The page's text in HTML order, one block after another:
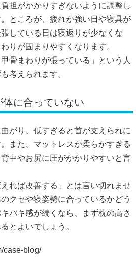
担がかかりすぎないように調整し
ところが、疲れが強い日や寝具が
している日は寝返りが少なくな
りが固まりやすくなります。
骨まわりが張っている」という人
考えられます。
に合っていない
がり、低すぎると首が支えられに
また、マットレスが柔らかすぎる
中やお尻に圧がかかりやすいと言
れば改善する」とは言い切れませ
クセや寝姿勢に合っているかどう
バキ感が続くなら、まず枕の高さ
とよいでしょう。
case-blog/